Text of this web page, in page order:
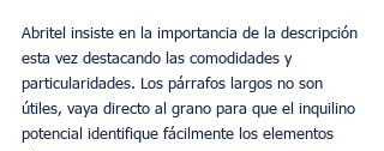
Abritel insiste en la importancia de la descripción
esta vez destacando las comodidades y
particularidades. Los párrafos largos no son
útiles, vaya directo al grano para que el inquilino
potencial identifique fácilmente los elementos